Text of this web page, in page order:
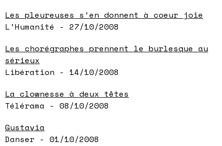
Les pleureuses s’en donnent à coeur joie
L'Humanité - 27/10/2008
Les chorégraphes prennent le burlesque au
sérieux
Libération - 14/10/2008
La clownesse à deux têtes
Télérama - 08/10/2008
Gustavia
Danser - 01/10/2008